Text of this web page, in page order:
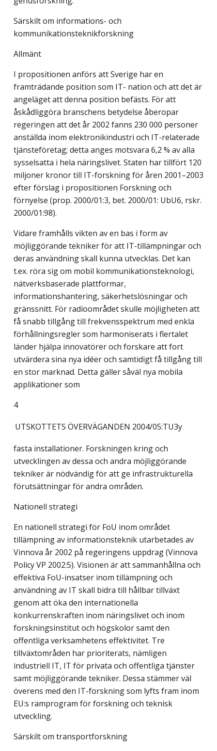
Särskilt om informations- och
kommunikationsteknikforskning
Allmänt
I propositionen anförs att Sverige har en
framträdande position som IT- nation och att det är
angeläget att denna position befästs. För att
åskådliggöra branschens betydelse åberopar
regeringen att det år 2002 fanns 230 000 personer
anställda inom elektronikindustri och IT-relaterade
tjänsteföretag; detta anges motsvara 6,2 % av alla
sysselsatta i hela näringslivet. Staten har tillfört 120
miljoner kronor till IT-forskning för åren 2001–2003
efter förslag i propositionen Forskning och
förnyelse (prop. 2000/01:3, bet. 2000/01: UbU6, rskr.
2000/01:98).
Vidare framhålls vikten av en bas i form av
möjliggörande tekniker för att IT-tillämpningar och
deras användning skall kunna utvecklas. Det kan
t.ex. röra sig om mobil kommunikationsteknologi,
nätverksbaserade plattformar,
informationshantering, säkerhetslösningar och
gränssnitt. För radioområdet skulle möjligheten att
få snabb tillgång till frekvensspektrum med enkla
förhållningsregler som harmoniserats i flertalet
länder hjälpa innovatörer och forskare att fort
utvärdera sina nya idéer och samtidigt få tillgång till
en stor marknad. Detta gäller såväl nya mobila
applikationer som
4
UTSKOTTETS ÖVERVÄGANDEN 2004/05:TU3y
fasta installationer. Forskningen kring och
utvecklingen av dessa och andra möjliggörande
tekniker är nödvändig för att ge infrastrukturella
förutsättningar för andra områden.
Nationell strategi
En nationell strategi för FoU inom området
tillämpning av informationsteknik utarbetades av
Vinnova år 2002 på regeringens uppdrag (Vinnova
Policy VP 2002:5). Visionen är att sammanhållna och
effektiva FoU-insatser inom tillämpning och
användning av IT skall bidra till hållbar tillväxt
genom att öka den internationella
konkurrenskraften inom näringslivet och inom
forskningsinstitut och högskolor samt den
offentliga verksamhetens effektivitet. Tre
tillväxtområden har prioriterats, nämligen
industriell IT, IT för privata och offentliga tjänster
samt möjliggörande tekniker. Dessa stämmer väl
överens med den IT-forskning som lyfts fram inom
EU:s ramprogram för forskning och teknisk
utveckling.
Särskilt om transportforskning